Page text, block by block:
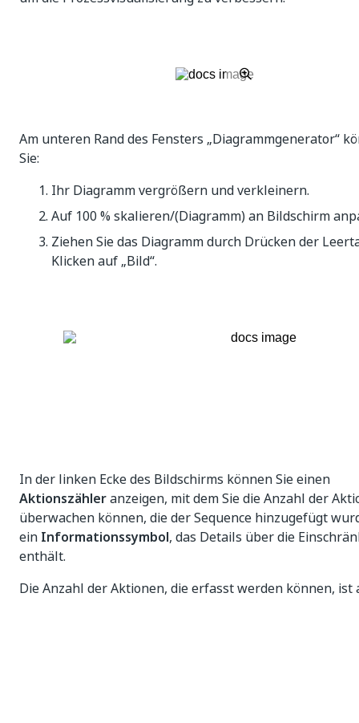
Am unteren Rand des Fensters „Diagrammgenerator“
Sie:
Ihr Diagramm vergrößern und verkleinern.
Auf 100 % skalieren/(Diagramm) an Bildschirm
Ziehen Sie das Diagramm durch Drücken der
Klicken auf „Bild“.
In der linken Ecke des Bildschirms können Sie einen
Aktionszähleranzeigen, mit dem Sie die Anzahl der
überwachen können, die der Sequence hinzugefügt
ein Informationssymbol, das Details über die
enthält.
Die Anzahl der Aktionen, die erfasst werden können, ist